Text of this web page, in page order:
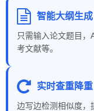
智能大纲生成
只需输入论文题目
考文献等。
实时查重降重
边写边检测相似度，